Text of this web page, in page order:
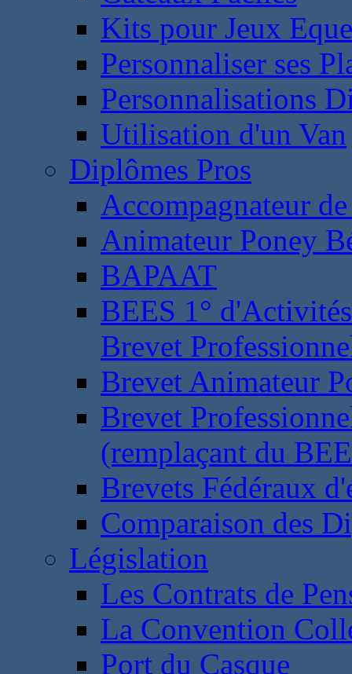
Kits pour Jeux
Personnaliser ses
Personnalisations
Utilisation d'un Van
Diplômes Pros
Accompagnateur
Animateur Poney
BAPAAT
BEES 1°
Brevet
Brevet Animateur
Brevet
(remplaçant du
Brevets Fédéraux
Comparaison des
Législation
Les Contrats de
La Convention
Port du Casque